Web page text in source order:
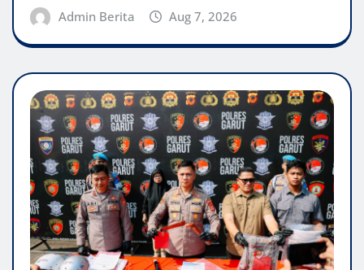
Admin Berita Aug 7, 2026